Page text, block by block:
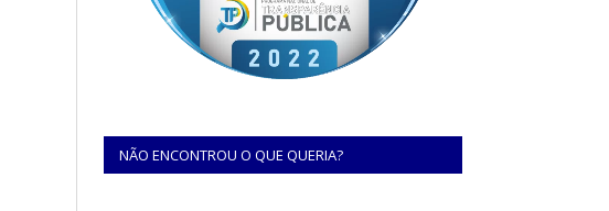
NÃO ENCONTROU O QUE QUERIA?